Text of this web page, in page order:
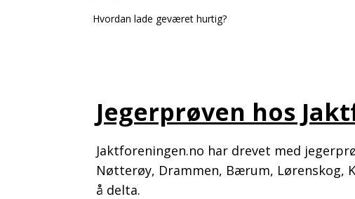
Hvordan lade geværet hurtig?
Jegerprøven hos
Jaktforeningen.no har drevet med
Nøtterøy, Drammen, Bærum, Lørenskog,
å delta.